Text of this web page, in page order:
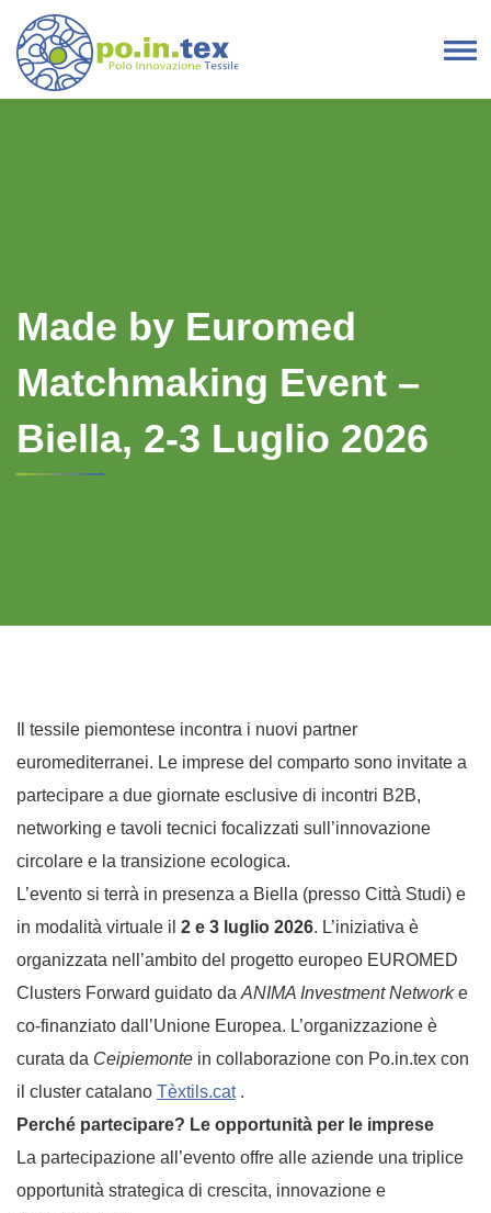
Navigazione principale
Made by Euromed
Matchmaking Event –
Biella, 2-3 Luglio 2026
Il tessile piemontese incontra i nuovi partner
euromediterranei. Le imprese del comparto sono invitate a
partecipare a due giornate esclusive di incontri B2B,
networking e tavoli tecnici focalizzati sull’innovazione
circolare e la transizione ecologica.
L’evento si terrà in presenza a Biella (presso Città Studi) e
in modalità virtuale il 2 e 3 luglio 2026. L’iniziativa è
organizzata nell’ambito del progetto europeo EUROMED
Clusters Forward guidato da ANIMA Investment Networke
co-finanziato dall’Unione Europea. L’organizzazione è
curata da Ceipiemonte in collaborazione con Po.in.tex con
il cluster catalano Tèxtils.cat.
Perché partecipare? Le opportunità per le imprese
La partecipazione all’evento offre alle aziende una triplice
opportunità strategica di crescita, innovazione e